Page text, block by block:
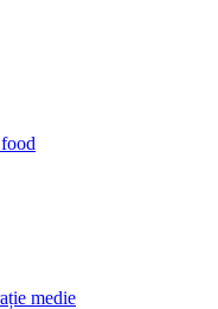
medie